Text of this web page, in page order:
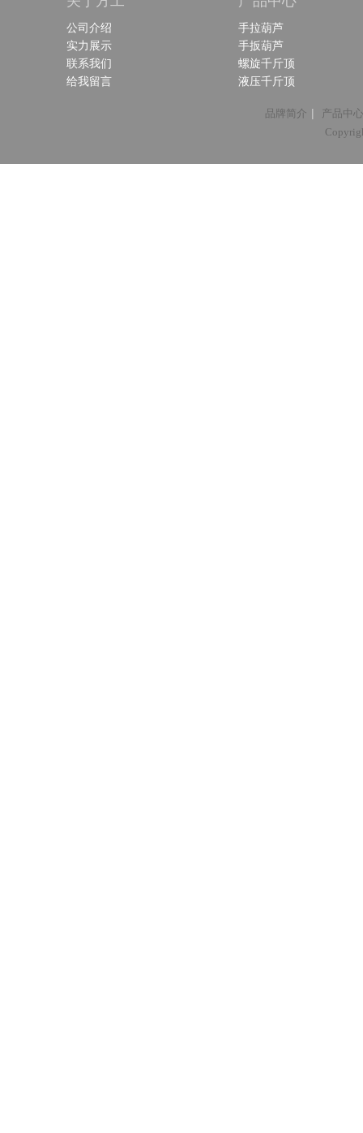
公司介绍
实力展示
联系我们
给我留言
手拉葫芦
手扳葫芦
螺旋千斤顶
液压千斤顶
品牌简介 |
产品中心